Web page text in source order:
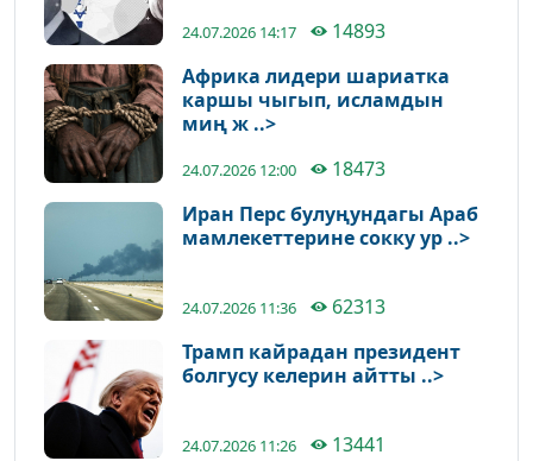
24.07.2026 14:17
14893
Африка лидери шариатка
каршы чыгып, исламдын
миң ж ..>
24.07.2026 12:00
18473
Иран Перс булуңундагы Араб
мамлекеттерине сокку ур ..>
24.07.2026 11:36
62313
Трамп кайрадан президент
болгусу келерин айтты ..>
24.07.2026 11:26 13441